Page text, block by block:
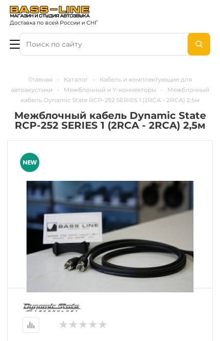
Доставка по всей России и СНГ
Главная - Каталог -
Кабель и комплектующие для
автоакустики
- Межблочный и Y-коннекторы -
Межблочный
кабель Dynamic State RCP-252 SERIES 1 (2RCA - 2RCA) 2,5м
Межблочный кабель Dynamic State
RCP-252 SERIES 1 (2RCA - 2RCA) 2,5м